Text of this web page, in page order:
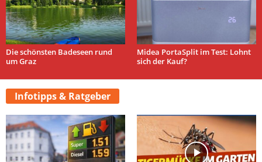
Die schönsten Badeseen rund
um Graz
Midea PortaSplit im Test: Lohnt
sich der Kauf?
Infotipps & Ratgeber